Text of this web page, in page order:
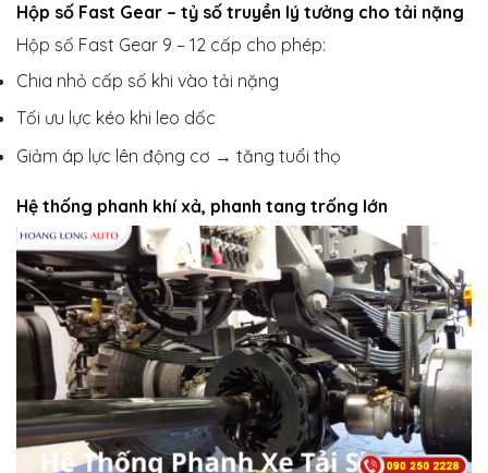
Hộp số Fast Gear – tỷ số truyền lý tưởng cho tải nặng
Hộp số Fast Gear 9 – 12 cấp cho phép:
Chia nhỏ cấp số khi vào tải nặng
Tối ưu lực kéo khi leo dốc
Giảm áp lực lên động cơ → tăng tuổi thọ
Hệ thống phanh khí xả, phanh tang trống lớn